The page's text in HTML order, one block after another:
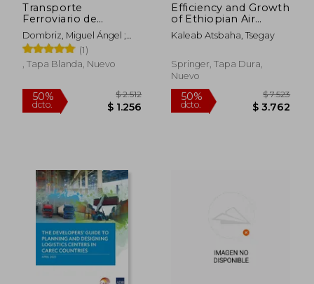
50%
dcto.
$ 2.389
$ 1.194
Transporte
Ferroviario de
Mercancías
Dombriz, Miguel Ángel ;
Sanz, Ignacio ; Peñaranda,
Iñigo
(1)
, Tapa Blanda, Nuevo
Efficiency and Growth
of Ethiopian Air
Transport Industry
(en Inglés)
Kaleab Atsbaha, Tsegay
Springer, Tapa Dura,
Nuevo